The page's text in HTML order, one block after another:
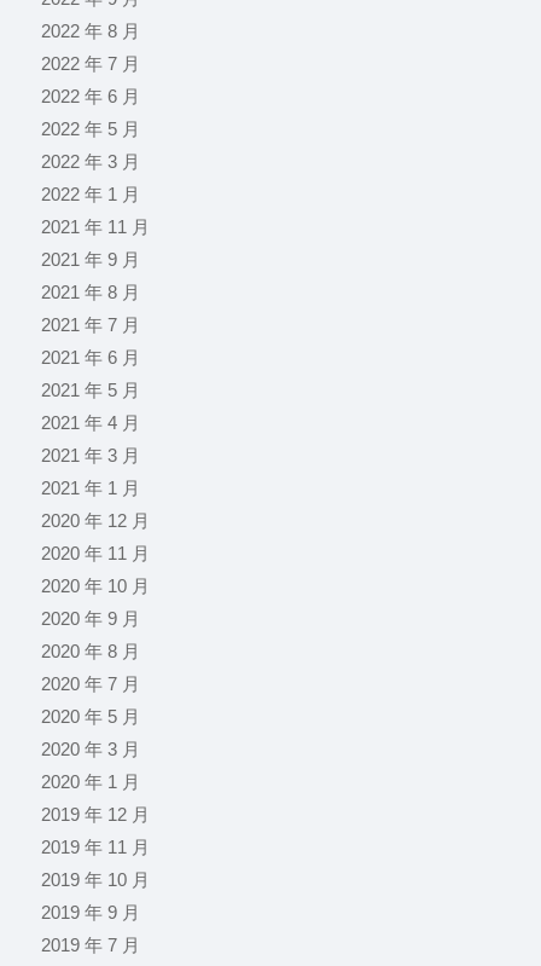
2022 年 8 月
2022 年 7 月
2022 年 6 月
2022 年 5 月
2022 年 3 月
2022 年 1 月
2021 年 11 月
2021 年 9 月
2021 年 8 月
2021 年 7 月
2021 年 6 月
2021 年 5 月
2021 年 4 月
2021 年 3 月
2021 年 1 月
2020 年 12 月
2020 年 11 月
2020 年 10 月
2020 年 9 月
2020 年 8 月
2020 年 7 月
2020 年 5 月
2020 年 3 月
2020 年 1 月
2019 年 12 月
2019 年 11 月
2019 年 10 月
2019 年 9 月
2019 年 7 月